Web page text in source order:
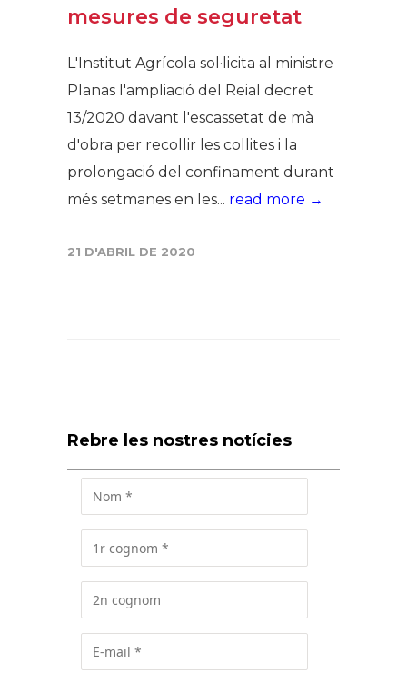
mesures de seguretat
L'Institut Agrícola sol·licita al ministre
Planas l'ampliació del Reial decret
13/2020 davant l'escassetat de mà
d'obra per recollir les collites i la
prolongació del confinament durant
més setmanes en les... read more →
21 D'ABRIL DE 2020
Rebre les nostres notícies